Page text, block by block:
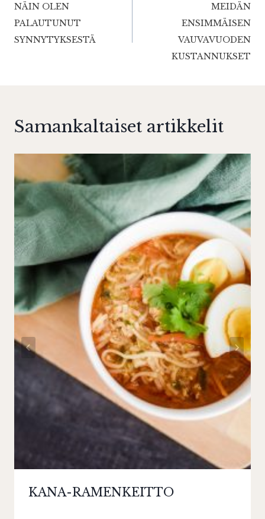
selaus
NÄIN OLEN
PALAUTUNUT
SYNNYTYKSESTÄ
MEIDÄN
ENSIMMÄISEN
VAUVAVUODEN
KUSTANNUKSET
Samankaltaiset artikkelit
KANA-RAMENKEITTO